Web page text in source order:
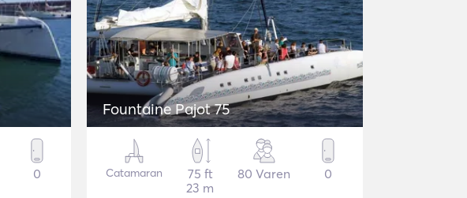
0
Fountaine Pajot 75
Catamaran
75 ft
23 m
80 Varen 0